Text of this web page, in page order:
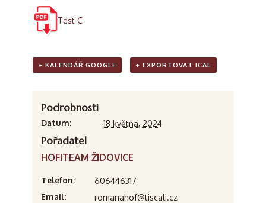
Test C
+ KALENDÁŘ GOOGLE + EXPORTOVAT ICAL
Podrobnosti
Datum: 18 května, 2024
Pořadatel
HOFITEAM ŽIDOVICE
Telefon:
606446317
Email:
romanahof@tiscali.cz